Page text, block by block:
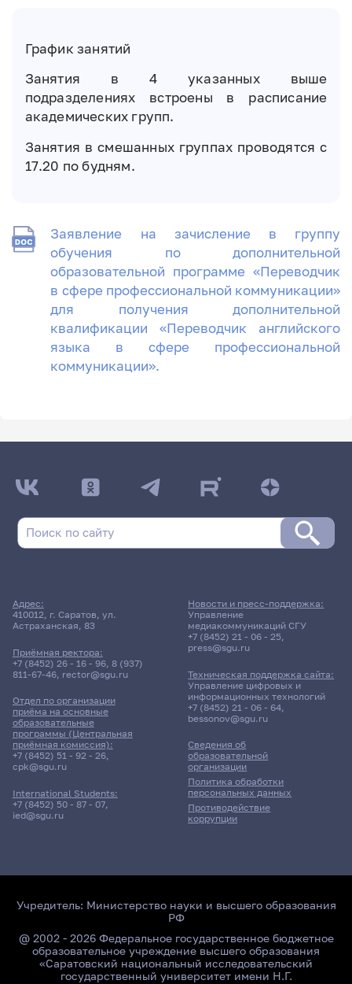
График занятий
Занятия в 4 указанных выше
подразделениях встроены в расписание
академических групп.
Занятия в смешанных группах проводятся с
17.20 по будням.
Заявление на зачисление в группу
обучения по дополнительной
образовательной программе «Переводчик
в сфере профессиональной коммуникации»
для получения дополнительной
квалификации «Переводчик английского
языка в сфере профессиональной
коммуникации».
Адрес:
410012, г. Саратов, ул.
Астраханская, 83
Приёмная ректора:
+7 (8452) 26 - 16 - 96, 8 (937)
811-67-46, rector@sgu.ru
Отдел по организации
приёма на основные
образовательные
программы (Центральная
приёмная комиссия):
+7 (8452) 51 - 92 - 26,
cpk@sgu.ru
International Students:
+7 (8452) 50 - 87 - 07,
ied@sgu.ru
Сведения об
образовательной
организации
Политика обработки
персональных данных
Противодействие
коррупции
Новости и пресс-поддержка:
Управление
медиакоммуникаций СГУ
+7 (8452) 21 - 06 - 25,
press@sgu.ru
Техническая поддержка сайта:
Управление цифровых и
информационных технологий
+7 (8452) 21 - 06 - 64,
bessonov@sgu.ru
Учредитель: Министерство науки и высшего образования
РФ
@ 2002 - 2026 Федеральное государственное бюджетное
образовательное учреждение высшего образования
«Саратовский национальный исследовательский
государственный университет имени Н.Г.